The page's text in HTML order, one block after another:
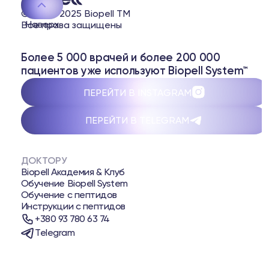
© 2020-2025 Biopell TM
Все права защищены
ДОКТОРУ
Biopell Академия & Клуб
Обучение Biopell System
Обучение с пептидов
Инструкции с пептидов
+380 93 780 63 74
Telegram
Более 5 000 врачей и более 200 000
пациентов уже используют Biopell System™
ПЕРЕЙТИ В INSTAGRAM
ПЕРЕЙТИ В TELEGRAM
Наверх